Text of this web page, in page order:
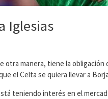
Iglesias
manera, tiene la
el Celta se quiera llevar a
teniendo interés en el